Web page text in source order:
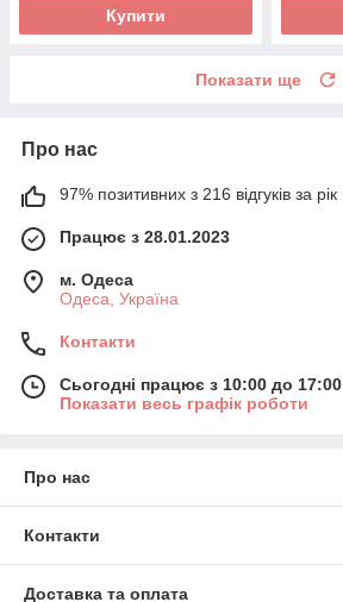
Купити
Показати ще
Про нас
97% позитивних з 216 відгуків за рік
Працює з 28.01.2023
м. Одеса
Одеса, Україна
Контакти
Сьогодні працює з 10:00 до 17:00
Показати весь графік роботи
Про нас
Контакти
Доставка та оплата